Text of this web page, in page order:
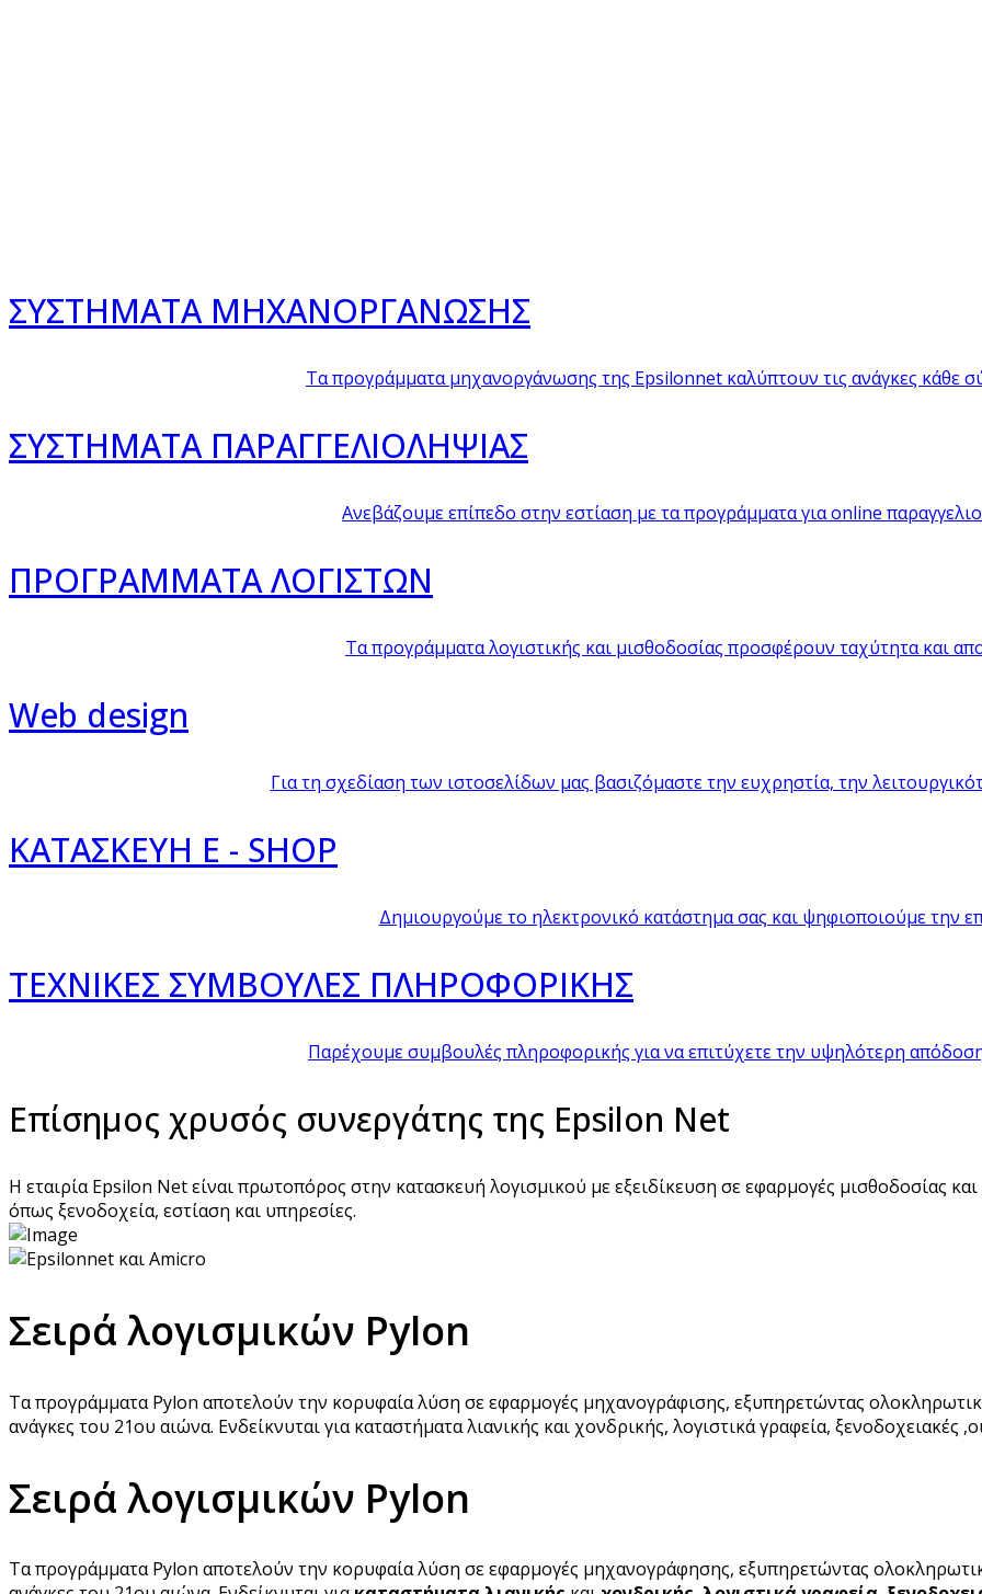
ΣΥΣΤΗΜΑΤΑ ΜΗΧΑΝΟΡΓΑΝΩΣΗΣ
Τα προγράμματα μηχανοργάνωσης της Epsilonnet καλύπτουν τις ανάγκες κάθε
ΣΥΣΤΗΜΑΤΑ ΠΑΡΑΓΓΕΛΙΟΛΗΨΙΑΣ
Ανεβάζουμε επίπεδο στην εστίαση με τα προγράμματα για online
ΠΡΟΓΡΑΜΜΑΤΑ ΛΟΓΙΣΤΩΝ
Τα προγράμματα λογιστικής και μισθοδοσίας προσφέρουν ταχύτητα και
Web design
Για τη σχεδίαση των ιστοσελίδων μας βασιζόμαστε την ευχρηστία, την
ΚΑΤΑΣΚΕΥΗ E - SHOP
Δημιουργούμε το ηλεκτρονικό κατάστημα σας και ψηφιοποιούμε την
ΤΕΧΝΙΚΕΣ ΣΥΜΒΟΥΛΕΣ ΠΛΗΡΟΦΟΡΙΚΗΣ
Παρέχουμε συμβουλές πληροφορικής για να επιτύχετε την υψηλότερη
Επίσημος χρυσός συνεργάτης της Epsilon Net
Η εταιρία Epsilon Net είναι πρωτοπόρος στην κατασκευή λογισμικού με εξειδίκευση σε εφαρμογές μισθοδοσίας
όπως ξενοδοχεία, εστίαση και υπηρεσίες.
Σειρά λογισμικών Pylon
Τα προγράμματα Pylon αποτελούν την κορυφαία λύση σε εφαρμογές μηχανογράφισης, εξυπηρετώντας
ανάγκες του 21ου αιώνα. Ενδείκνυται για καταστήματα λιανικής και χονδρικής, λογιστικά γραφεία, ξενοδοχειακές
Σειρά λογισμικών Pylon
Τα προγράμματα Pylon αποτελούν την κορυφαία λύση σε εφαρμογές μηχανογράφησης, εξυπηρετώντας